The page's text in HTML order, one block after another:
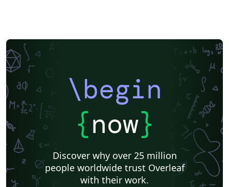
\begin
{now}
Discover why over 25 million
people worldwide trust Overleaf
with their work.